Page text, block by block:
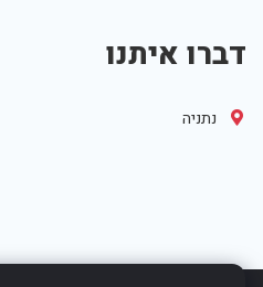
דברו איתנו
נתניה